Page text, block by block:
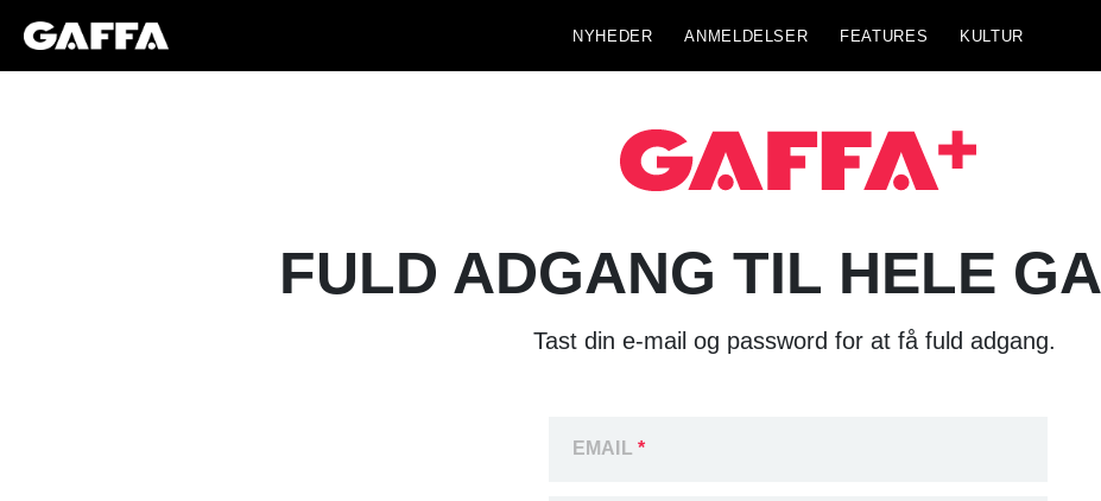
NYHEDER ANMELDELSER FEATURES KULTUR
FULD ADGANG TIL HELE
Tast din e-mail og password for at få fuld adgang.
EMAIL *